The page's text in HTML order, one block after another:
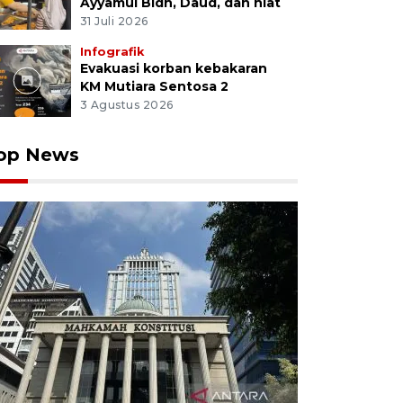
31 Juli 2026
Infografik
Evakuasi korban kebakaran
KM Mutiara Sentosa 2
3 Agustus 2026
News